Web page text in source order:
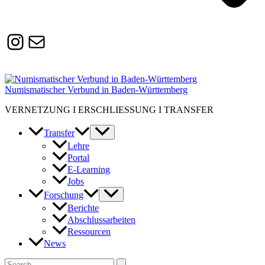
Instagram
Susanne.Boerner@zaw.uni-
heidelberg.de
Numismatischer Verbund in Baden-Württemberg
VERNETZUNG I ERSCHLIESSUNG I TRANSFER
Transfer
Lehre
Portal
E-Learning
Jobs
Forschung
Berichte
Abschlussarbeiten
Ressourcen
News